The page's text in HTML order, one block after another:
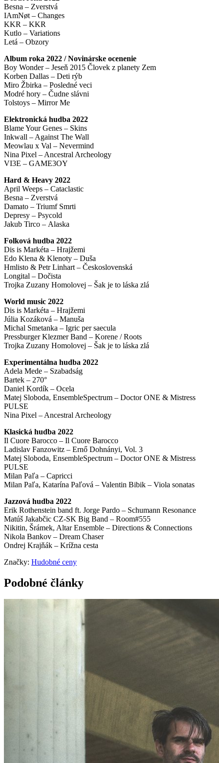
Besna – Zverstvá
IAmNøt – Changes
KKR – KKR
Kutlo – Variations
Letá – Obzory
Album roka 2022 / Novinárske ocenenie
Boy Wonder – Jeseň 2015 Človek z planety Zem
Korben Dallas – Deti rýb
Miro Žbirka – Posledné veci
Modré hory – Čudne slávni
Tolstoys – Mirror Me
Elektronická hudba 2022
Blame Your Genes – Skins
Inkwall – Against The Wall
Meowlau x Val – Nevermind
Nina Pixel – Ancestral Archeology
VI3E – GAME3OY
Hard & Heavy 2022
April Weeps – Cataclastic
Besna – Zverstvá
Damato – Triumf Smrti
Depresy – Psycold
Jakub Tirco – Alaska
Folková hudba 2022
Dis is Markéta – Hrajžemi
Edo Klena & Klenoty – Duša
Hmlisto & Petr Linhart – Československá
Longital – Dočista
Trojka Zuzany Homolovej – Šak je to láska zlá
World music 2022
Dis is Markéta – Hrajžemi
Júlia Kozáková – Manuša
Michal Smetanka – Igric per saecula
Pressburger Klezmer Band – Korene / Roots
Trojka Zuzany Homolovej – Šak je to láska zlá
Experimentálna hudba 2022
Adela Mede – Szabadság
Bartek – 270°
Daniel Kordík – Ocela
Matej Sloboda, EnsembleSpectrum – Doctor ONE & Mistress
PULSE
Nina Pixel – Ancestral Archeology
Klasická hudba 2022
Il Cuore Barocco – Il Cuore Barocco
Ladislav Fanzowitz – Ernő Dohnányi, Vol. 3
Matej Sloboda, EnsembleSpectrum – Doctor ONE & Mistress
PULSE
Milan Paľa – Capricci
Milan Paľa, Katarína Paľová – Valentin Bibik – Viola sonatas
Jazzová hudba 2022
Erik Rothenstein band ft. Jorge Pardo – Schumann Resonance
Matúš Jakabčic CZ-SK Big Band – Room#555
Nikitin, Šrámek, Altar Ensemble – Directions & Connections
Nikola Bankov – Dream Chaser
Ondrej Krajňák – Krížna cesta
Značky: Hudobné ceny
Podobné články